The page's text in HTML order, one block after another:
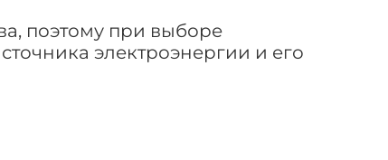
поэтому при выборе
электроэнергии и его